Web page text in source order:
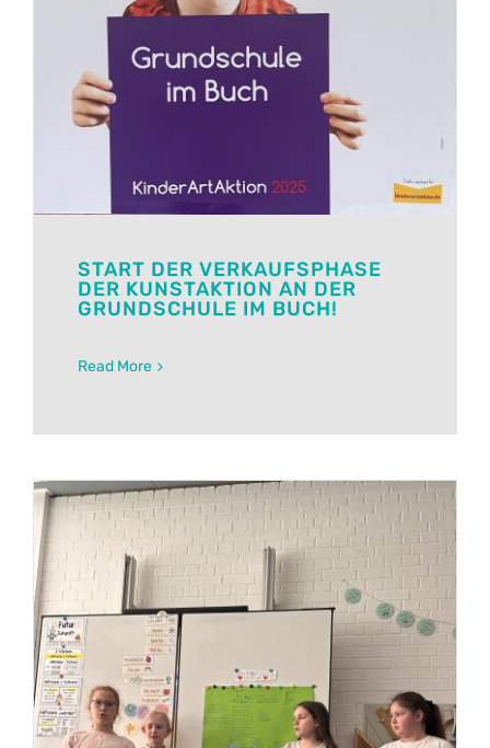
START DER VERKAUFSPHASE
DER KUNSTAKTION AN DER
GRUNDSCHULE IM BUCH!
Read More